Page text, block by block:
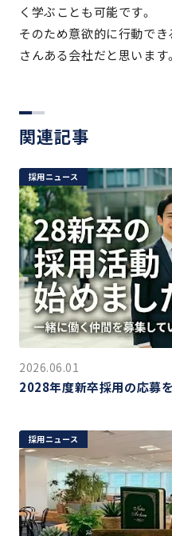
く学ぶことも可能です。
そのため意欲的に行動でき
さんある会社だと思います。
関連記事
採用ニュース
2026.06.01
2028年度新卒採用の応募
採用ニュース